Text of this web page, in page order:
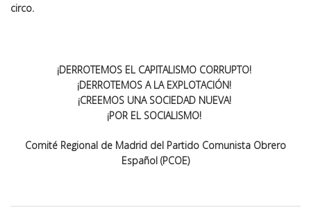
circo.
¡DERROTEMOS EL CAPITALISMO CORRUPTO!
¡DERROTEMOS A LA EXPLOTACIÓN!
¡CREEMOS UNA SOCIEDAD NUEVA!
¡POR EL SOCIALISMO!
Comité Regional de Madrid del Partido Comunista Obrero
Español (PCOE)